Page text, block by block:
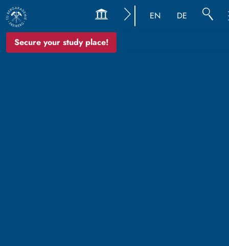
Secure your study place!
EN DE